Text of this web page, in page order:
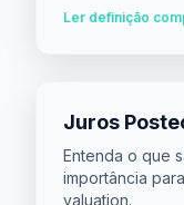
Ler definição
Juros
Entenda o que
importância
valuation.